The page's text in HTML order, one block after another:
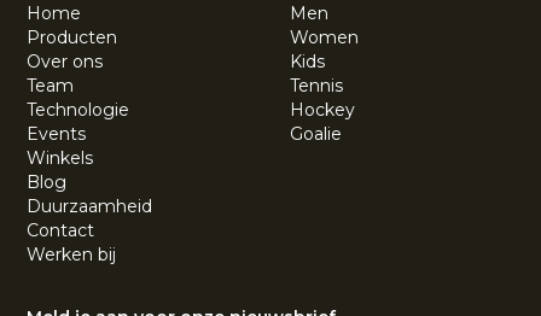
Home
Producten
Over ons
Team
Technologie
Events
Winkels
Blog
Duurzaamheid
Contact
Werken bij
Men
Women
Kids
Tennis
Hockey
Goalie